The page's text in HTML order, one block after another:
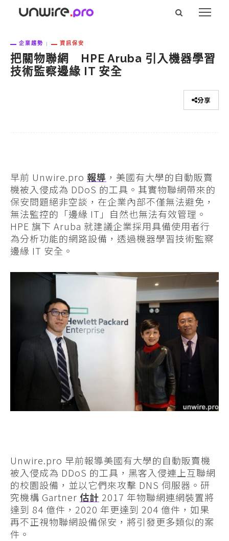
企業趨勢 資訊保安
把關物聯網 HPE Aruba 引入機器學習
技術監察邊緣 IT 安全
分享
早前 Unwire.pro 報導 ，美國有大學的自動販賣
機被入侵成為 DDoS 的工具。其實物聯網帶來的
保安問題絕非空談，在企業內部不僅無法避免，
無法監控的「邊緣 IT」自然也無法有效管理。
HPE 旗下 Aruba 就建議企業採用具備使用者行
為分析功能的網路設備，透過機器學習技術監察
邊緣 IT 安全。
Unwire.pro 早前報導美國有大學的自動販賣機
被入侵成為 DDoS 的工具，黑客入侵連上互聯網
的校園設備，並以它們來攻擊 DNS 伺服器。研
究機構 Gartner 估計 2017 年物聯網連網裝置將
達到 84 億件，2020 年更達到 204 億件，如果
再不正視物聯網設備保安，將引發更多類似的案
件。